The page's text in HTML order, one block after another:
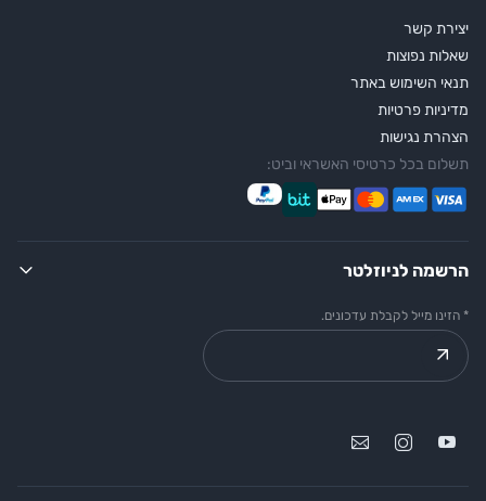
יצירת קשר
שאלות נפוצות
תנאי השימוש באתר
מדיניות פרטיות
הצהרת נגישות
תשלום בכל כרטיסי האשראי וביט:
הרשמה לניוזלטר
* הזינו מייל לקבלת עדכונים.